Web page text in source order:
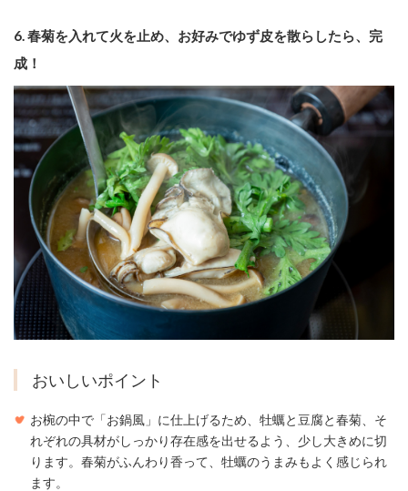
6.春菊を入れて火を止め、お好みでゆず皮を散らしたら、完
成！
おいしいポイント
お椀の中で「お鍋風」に仕上げるため、牡蠣と豆腐と春菊、そ
れぞれの具材がしっかり存在感を出せるよう、少し大きめに切
ります。春菊がふんわり香って、牡蠣のうまみもよく感じられ
ます。